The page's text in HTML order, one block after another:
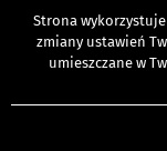
Strona wykorzystuje
zmiany ustawień
umieszczane w